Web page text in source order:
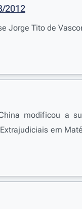
2012
Jorge Tito de
modificou a
em